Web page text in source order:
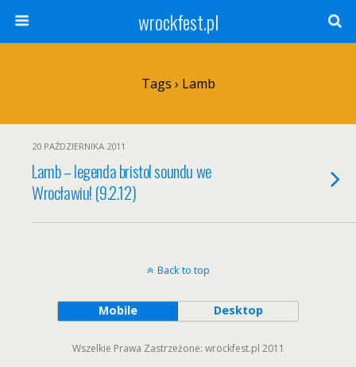
wrockfest.pl
Tags › Lamb
20 PAŹDZIERNIKA 2011
Lamb – legenda bristol soundu we
Wrocławiu! (9.2.12)
Back to top
Mobile Desktop
Wszelkie Prawa Zastrzeżone: wrockfest.pl 2011